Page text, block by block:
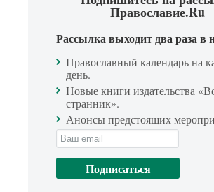
Православие.Ru
Рассылка выходит два раза в
Православный календарь на
день.
Новые книги издательства
странник».
Анонсы предстоящих